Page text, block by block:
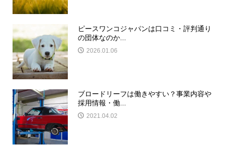
ピースワンコジャパンは口コミ・評判通り
の団体なのか...
2026.01.06
ブロードリーフは働きやすい？事業内容や
採用情報・働...
2021.04.02